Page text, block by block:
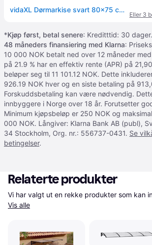
vidaXL Dørmarkise svart 80x75 cm polykarbonat
Eller 3
*Kjøp først, betal senere: Kreditttid: 30
48 måneders finansiering med Klarna:
10 000 NOK betalt ned over 12 måneder
på 21.9 % har en effektiv rente (APR) på
beløper seg til 11 101.12 NOK. Dette
926.19 NOK hver og en siste betaling på
Forskuddsbetaling kan være nødvendig.
innbyggere i Norge over 18 år. Forutsetter
Minimum kjøpsbeløp er 250 NOK og
000 NOK. Långiver: Klarna Bank AB (publ),
34 Stockholm, Org. nr.: 556737-0431. Se
betingelser.
Relaterte produkter
Vis alle